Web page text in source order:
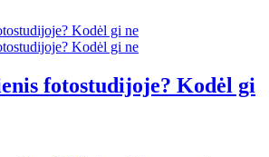
fotostudijoje? Kodėl gi